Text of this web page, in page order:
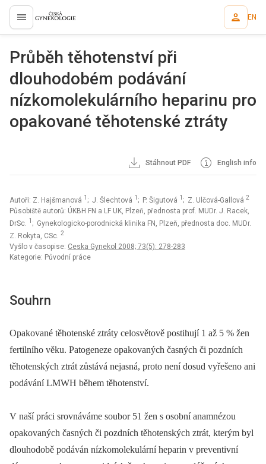
proLékaře.cz EN
Průběh těhotenství při
dlouhodobém podávání
nízkomolekulárního heparinu pro
opakované těhotenské ztráty
Stáhnout PDF English info
Autoři: Z. Hajšmanová 1 ; J. Šlechtová 1 ; P. Šigutová 1 ; Z. Ulčová-Gallová 2
Působiště autorů: ÚKBH FN a LF UK, Plzeň, přednosta prof. MUDr. J. Racek,
DrSc. 1 ; Gynekologicko-porodnická klinika FN, Plzeň, přednosta doc. MUDr.
Z. Rokyta, CSc. 2
Vyšlo v časopise: Ceska Gynekol 2008; 73(5): 278-283
Kategorie: Původní práce
Souhrn
Opakované těhotenské ztráty celosvětově postihují 1 až 5 % žen
fertilního věku. Patogeneze opakovaných časných či pozdních
těhotenských ztrát zůstává nejasná, proto není dosud vyřešeno ani
podávání LMWH během těhotenství.
V naší práci srovnáváme soubor 51 žen s osobní anamnézou
opakovaných časných či pozdních těhotenských ztrát, kterým byl
dlouhodobě podáván nízkomolekulární heparin v preventivní